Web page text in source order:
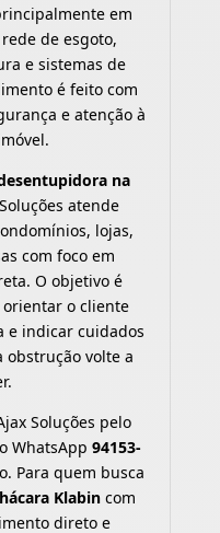
em
de esgoto,
e sistemas de
é feito com
e atenção à
na
atende
lojas,
com foco em
O objetivo é
o cliente
e indicar cuidados
volte a
Soluções pelo
WhatsApp 94153-
Para quem busca
Klabincom
direto e